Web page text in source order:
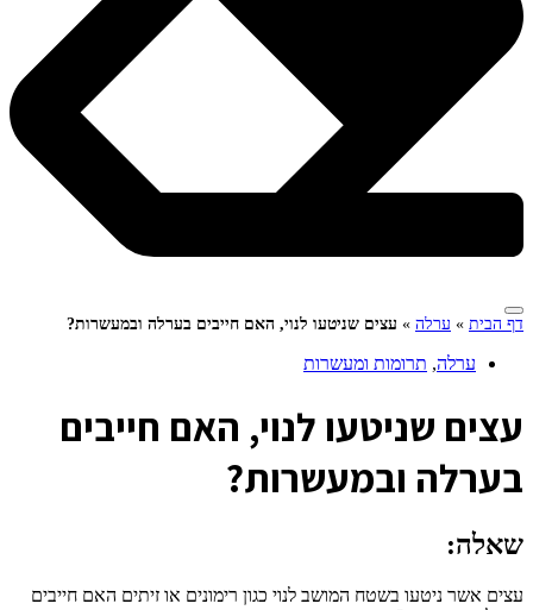
דף הבית » ערלה » עצים שניטעו לנוי, האם חייבים בערלה ובמעשרות?
ערלה, תרומות ומעשרות
עצים שניטעו לנוי, האם חייבים
בערלה ובמעשרות?
שאלה:
עצים אשר ניטעו בשטח המושב לנוי כגון רימונים או זיתים האם חייבים